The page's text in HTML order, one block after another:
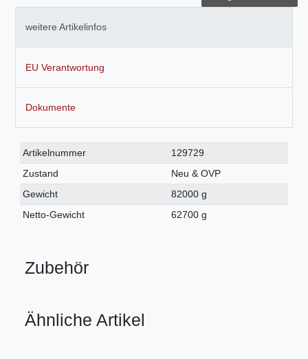
weitere Artikelinfos
EU Verantwortung
Dokumente
Technisches
Merkmal
Wert
Artikelnummer
129729
Zustand
Neu & OVP
Gewicht
82000 g
Netto-Gewicht
62700 g
Zubehör
Ähnliche Artikel